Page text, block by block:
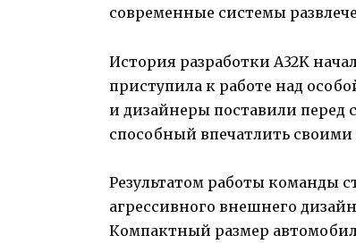
современные системы
История разработки A32K
приступила к работе над
и дизайнеры поставили перед
способный впечатлить
Результатом работы команды
агрессивного внешнего
Компактный размер